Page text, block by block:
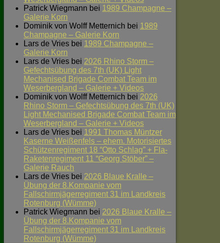
Patrick Wiegmann bei 1989 Champagne –
Galerie Korn
Dominik von Wolff Metternich bei 1989
Champagne – Galerie Korn
Lars de Vries bei 1989 Champagne –
Galerie Korn
Lars de Vries bei 2026 Rhino Storm –
Gefechtsübung des 7th (UK) Light
Mechanised Brigade Combat Team im
Weserbergland – Galerie + Videos
Dominik von Wolff Metternich bei 2026
Rhino Storm – Gefechtsübung des 7th (UK)
Light Mechanised Brigade Combat Team im
Weserbergland – Galerie + Videos
Lars de Vries bei 1991 Thomas Müntzer
Kaserne Weißenfels – ehem. Motorisiertes
Schützenregiment 18 “Otto Schlag” + Fla-
Raketenregiment 11 “Georg Stöber” –
Galerie Rauch
Lars de Vries bei 2026 Blaue Kralle –
Übung der 8.Kompanie vom
Fallschirmjägerregiment 31 im Landkreis
Rotenburg (Wümme)
Patrick Wiegmann bei 2026 Blaue Kralle –
Übung der 8.Kompanie vom
Fallschirmjägerregiment 31 im Landkreis
Rotenburg (Wümme)